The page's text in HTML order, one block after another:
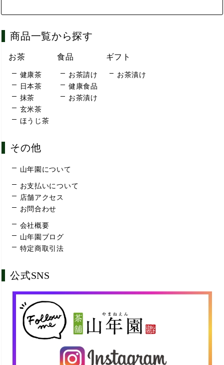
商品一覧から探す
お茶
健康茶
日本茶
抹茶
玄米茶
ほうじ茶
食品
お茶請け
健康食品
お茶漬け
ギフト
お茶漬け
その他
山年園について
お支払いについて
店舗アクセス
お問合わせ
会社概要
山年園ブログ
特定商取引法
公式SNS